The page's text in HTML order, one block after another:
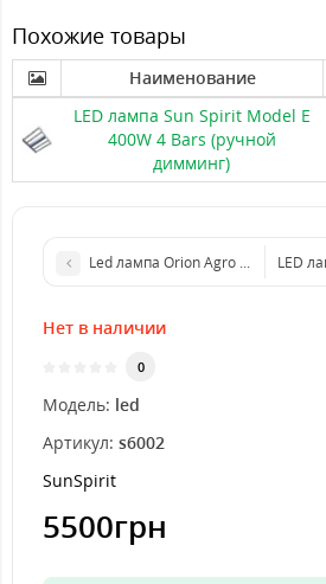
Похожие товары
Наименование
LED лампа Sun Spirit Model E
400W 4 Bars (ручной
димминг)
Led лампа Orion Agro BOARD V2
LED
Нет в наличии
0
Модель: led
Артикул: s6002
SunSpirit
5500грн